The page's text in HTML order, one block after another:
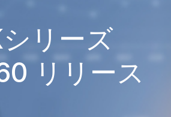
リーズ
リリース